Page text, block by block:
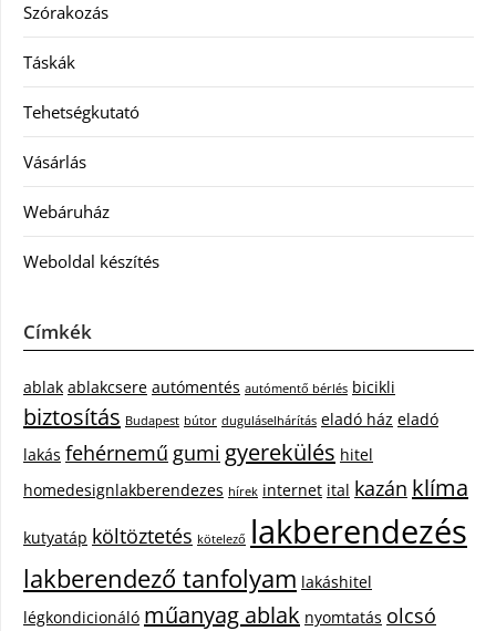
Szórakozás
Táskák
Tehetségkutató
Vásárlás
Webáruház
Weboldal készítés
Címkék
ablak ablakcsere autómentés autómentő bérlés bicikli
biztosítás Budapest bútor duguláselhárítás eladó ház eladó
lakás fehérnemű gumi gyerekülés hitel
homedesignlakberendezes hírek internet ital kazán klíma
kutyatáp költöztetés kötelező lakberendezés
lakberendező tanfolyam lakáshitel
légkondicionáló műanyag ablak nyomtatás olcsó